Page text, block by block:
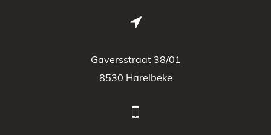
Gaversstraat 38/01
8530 Harelbeke